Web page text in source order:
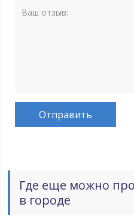
Где еще можно
в городе